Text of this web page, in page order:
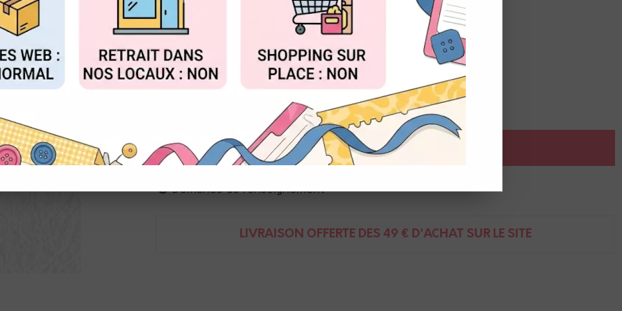
Valable jusqu'à épuisement du stock
Réf. :SD109
matrice de coupe
5 cm
AJOUTER AU PANIER
Demande de renseignement
LIVRAISON OFFERTE DÈS 49 € D'ACHAT SUR LE SITE
ACCEPTER TOUT